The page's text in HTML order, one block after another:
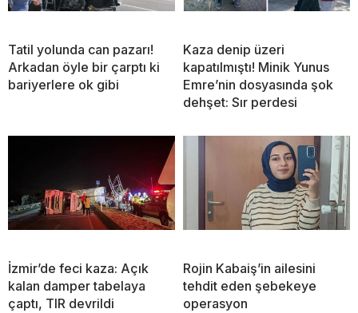
Tatil yolunda can pazarı!
Arkadan öyle bir çarptı ki
bariyerlere ok gibi
Kaza denip üzeri
kapatılmıştı! Minik Yunus
Emre’nin dosyasında şok
dehşet: Sır perdesi
İzmir’de feci kaza: Açık
kalan damper tabelaya
çaptı, TIR devrildi
Rojin Kabaiş’in ailesini
tehdit eden şebekeye
operasyon